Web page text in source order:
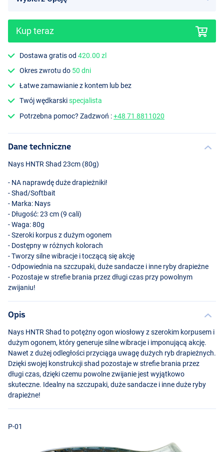
P-03
P-05
Kup teraz
Dostawa gratis od420.00 zl
Okres zwrotu do 50 dni
Łatwe zamawianie z kontem lub bez
Twój wędkarskispecjalista
Potrzebna pomoc? Zadzwoń :+48 71 8811020
Dane techniczne
Nays HNTR Shad 23cm (80g)
- NA naprawdę duże drapieżniki!
- Shad/Softbait
- Marka: Nays
- Długość: 23 cm (9 cali)
- Waga: 80g
- Szeroki korpus z dużym ogonem
- Dostępny w różnych kolorach
- Tworzy silne wibracje i toczącą się akcję
- Odpowiednia na szczupaki, duże sandacze i inne ryby drapieżne
- Pozostaje w strefie brania przez długi czas przy powolnym
zwijaniu!
Opis
Nays HNTR Shad to potężny ogon wiosłowy z szerokim korpusem i
dużym ogonem, który generuje silne wibracje i imponującą akcję.
Nawet z dużej odległości przyciąga uwagę dużych ryb drapieżnych.
Dzięki swojej konstrukcji shad pozostaje w strefie brania przez
długi czas, dzięki czemu powolne zwijanie jest wyjątkowo
skuteczne. Idealny na szczupaki, duże sandacze i inne duże ryby
drapieżne!
P-01